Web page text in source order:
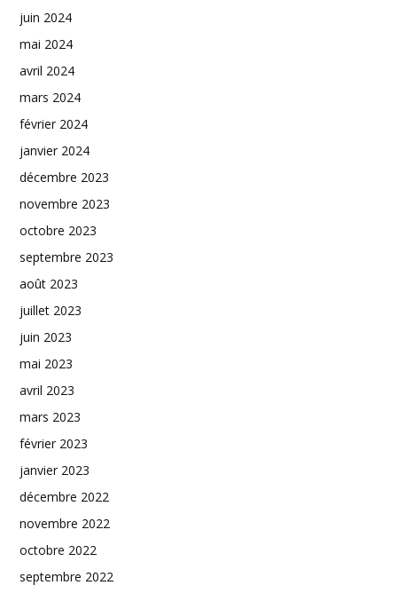
juin 2024
mai 2024
avril 2024
mars 2024
février 2024
janvier 2024
décembre 2023
novembre 2023
octobre 2023
septembre 2023
août 2023
juillet 2023
juin 2023
mai 2023
avril 2023
mars 2023
février 2023
janvier 2023
décembre 2022
novembre 2022
octobre 2022
septembre 2022